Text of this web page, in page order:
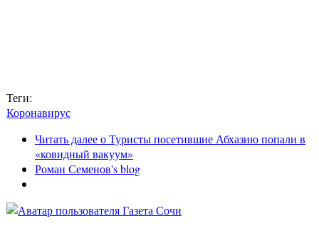
Теги:
Коронавирус
Читать далеео Туристы посетившие Абхазию попали в
«ковидный вакуум»
Роман Семенов's blog